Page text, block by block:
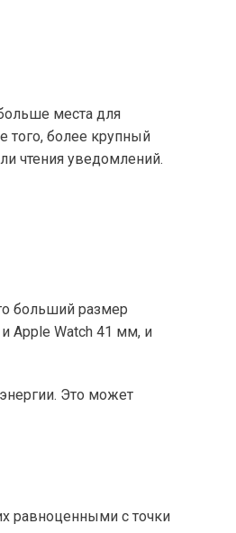
места для
того, более крупный
чтения уведомлений.
больший размер
Apple Watch 41 мм, и
Это может
равноценными с точки